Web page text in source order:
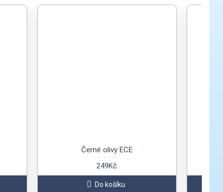
Černé olivy ECE
249Kč
Do košíku